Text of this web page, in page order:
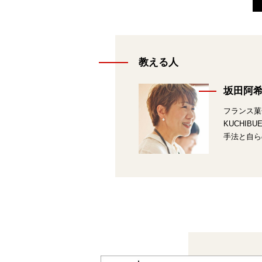
教える人
坂田阿
フランス
手法と自